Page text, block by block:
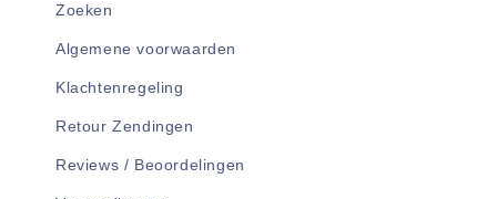
Zoeken
Algemene voorwaarden
Klachtenregeling
Retour Zendingen
Reviews / Beoordelingen